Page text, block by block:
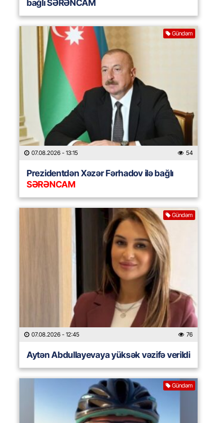
bağlı SƏRƏNCAM
Gündəm
07.08.2026 - 13:15 54
Prezidentdən Xəzər Fərhadov ilə bağlı
SƏRƏNCAM
Gündəm
07.08.2026 - 12:45 76
Aytən Abdullayevaya yüksək vəzifə verildi
Gündəm